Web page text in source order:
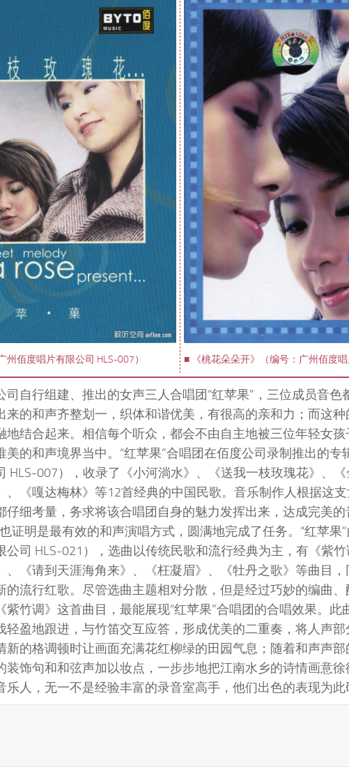
佰度唱片有限公司 HLS-007） ■ 《桃花朵朵开》（编号：广州佰度唱
司自行组建、推出的女声三人合唱团“红苹果”，三位成员音
来的和声齐整划一，织体和谐优美，有很高的亲和力；而这
地结合起来。相信每个听众，都会不由自主地被三位年轻女
的和声境界当中。“红苹果”合唱团在佰度公司录制推出的专
HLS-007），收录了《小河淌水》、《送我一枝玫瑰花》、
、《嘎达梅林》等12首经典的中国民歌。音乐制作人根据这
仔细考量，务求将该合唱团自身的魅力发挥出来，达成完美
证明是最有效的和声演唱方式，圆满地完成了任务。“红苹果
公司 HLS-021），选曲以传统民歌和流行经典为主，有《紫
、《请到天涯海角来》、《枉凝眉》、《牡丹之歌》等曲目
的流行红歌。尽管选曲主题相对分散，但是经过巧妙的编曲
紫竹调》这首曲目，最能展现“红苹果”合唱团的合唱效果。
轻盈地跟进，与竹笛交互应答，形成优美的二重奏，将人声
新的格调顿时让画面充满花红柳绿的田园气息；随着和声声
装饰句和和弦声加以妆点，一步步地把江南水乡的诗情画意
人，无一不是经验丰富的录音室高手，他们出色的表现为此